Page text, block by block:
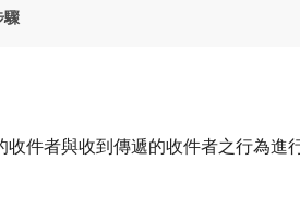
驟
件者與收到傳遞的收件者之行為